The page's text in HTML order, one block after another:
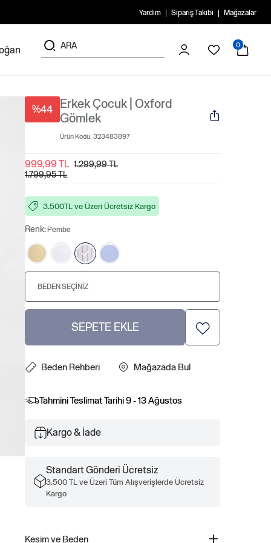
Yardım Sipariş Takibi Mağazalar
0
%44
Erkek Çocuk | Oxford
Gömlek
Ürün Kodu: 323483897
999,99 TL 1.299,99 TL
1.799,95 TL
3.500TL ve Üzeri Ücretsiz Kargo
Renk: Pembe
BEDEN SEÇINIZ
SEPETE EKLE
Beden Rehberi Mağazada Bul
Tahmini Teslimat Tarihi9 - 13 Ağustos
Kargo & İade
Standart Gönderi Ücretsiz
3.500 TL ve Üzeri Tüm Alışverişlerde Ücretsiz
Kargo
Kesim ve Beden